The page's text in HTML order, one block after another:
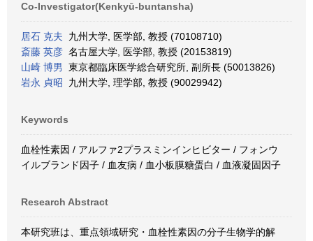
Co-Investigator(Kenkyū-buntansha)
居石 克夫 九州大学, 医学部, 教授 (70108710)
斎藤 英彦 名古屋大学, 医学部, 教授 (20153819)
山崎 博男
東京都臨床医学総合研究所, 副所長 (50013826)
岩永 貞昭 九州大学, 理学部, 教授 (90029942)
Keywords
血栓性素因 / アルファ2プラスミンインヒビター / フォンウ
イルブランド因子 / 血友病 / 血小板膜糖蛋白 / 血液凝固因子
Research Abstract
本研究班は、重点領域研究・血栓性素因の分子生物学的解